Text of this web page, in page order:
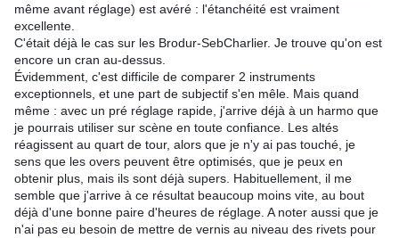
même avant réglage) est avéré : l'étanchéité est vraiment
excellente.
C'était déjà le cas sur les Brodur-SebCharlier. Je trouve qu'on est
encore un cran au-dessus.
Évidemment, c'est difficile de comparer 2 instruments
exceptionnels, et une part de subjectif s'en mêle. Mais quand
même : avec un pré réglage rapide, j'arrive déjà à un harmo que
je pourrais utiliser sur scène en toute confiance. Les altés
réagissent au quart de tour, alors que je n'y ai pas touché, je
sens que les overs peuvent être optimisés, que je peux en
obtenir plus, mais ils sont déjà supers. Habituellement, il me
semble que j'arrive à ce résultat beaucoup moins vite, au bout
déjà d'une bonne paire d'heures de réglage. A noter aussi que je
n'ai pas eu besoin de mettre de vernis au niveau des rivets pour